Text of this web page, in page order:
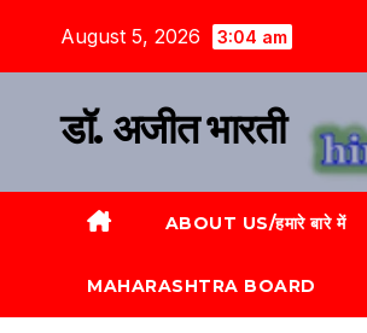
August 5, 2026 3:04 am
डॉ. अजीत भारती
ABOUT US/हमारे बारे में
MAHARASHTRA BOARD